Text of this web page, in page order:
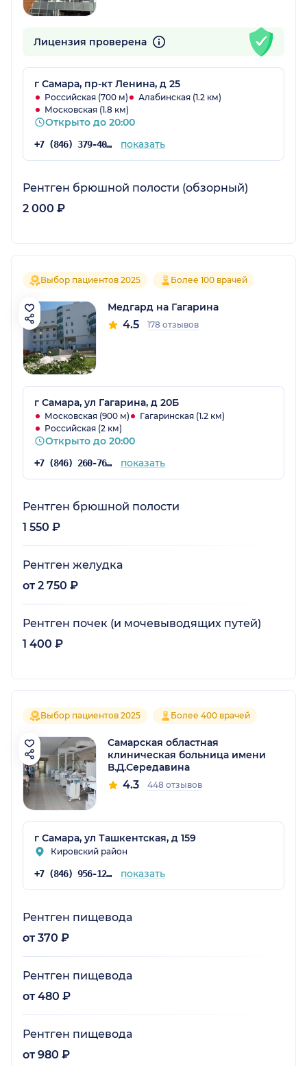
Лицензия проверена
г Самара, пр-кт Ленина, д 25
Российская (700 м)
Алабинская (1.2 км)
Московская (1.8 км)
Открыто до 20:00
+7 (846) 379-40-81 показать
Рентген брюшной полости (обзорный)
2 000 ₽
Выбор пациентов 2025 Более 100 врачей
Медгард на Гагарина
4.5 178 отзывов
г Самара, ул Гагарина, д 20Б
Московская (900 м)
Гагаринская (1.2 км)
Российская (2 км)
Открыто до 20:00
+7 (846) 260-76-76 показать
Рентген брюшной полости
1 550 ₽
Рентген желудка
от 2 750 ₽
Рентген почек (и мочевыводящих путей)
1 400 ₽
Выбор пациентов 2025 Более 400 врачей
Самарская областная
клиническая больница имени
В.Д.Середавина
4.3 448 отзывов
г Самара, ул Ташкентская, д 159
Кировский район
+7 (846) 956-12-15 показать
Рентген пищевода
от 370 ₽
Рентген пищевода
от 480 ₽
Рентген пищевода
от 980 ₽